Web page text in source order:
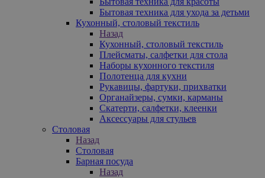
Бытовая техника для ухода за детьми
Кухонный, столовый текстиль
Назад
Кухонный, столовый текстиль
Плейсматы, салфетки для стола
Наборы кухонного текстиля
Полотенца для кухни
Рукавицы, фартуки, прихватки
Органайзеры, сумки, карманы
Скатерти, салфетки, клеенки
Аксессуары для стульев
Столовая
Назад
Столовая
Барная посуда
Назад